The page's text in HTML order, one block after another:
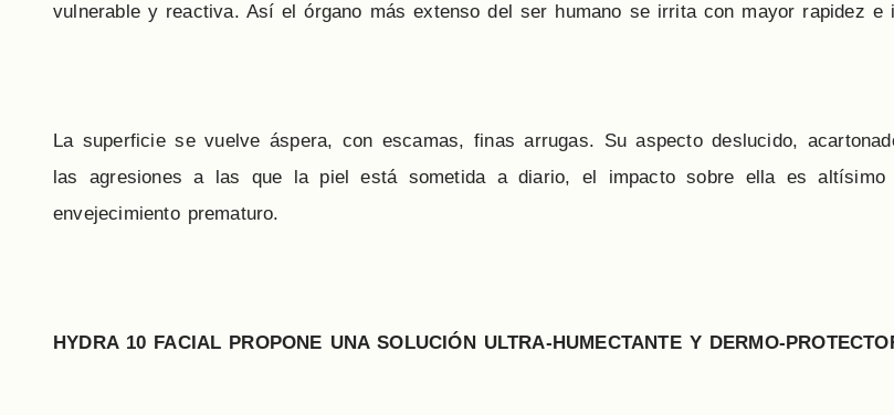
vulnerable y reactiva. Así el órgano más extenso del ser humano se irrita con mayor rapidez e
La superficie se vuelve áspera, con escamas, finas arrugas. Su aspecto deslucido,
las agresiones a las que la piel está sometida a diario, el impacto sobre ella es altísimo
envejecimiento prematuro.
HYDRA 10 FACIAL PROPONE UNA SOLUCIÓN ULTRA-HUMECTANTE Y DERMO-